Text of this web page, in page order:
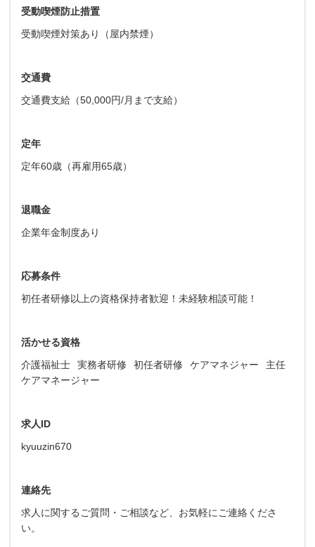
受動喫煙防止措置
受動喫煙対策あり（屋内禁煙）
交通費
交通費支給（50,000円/月まで支給）
定年
定年60歳（再雇用65歳）
退職金
企業年金制度あり
応募条件
初任者研修以上の資格保持者歓迎！未経験相談可能！
活かせる資格
介護福祉士
実務者研修 初任者研修 ケアマネジャー
主任
ケアマネージャー
求人ID
kyuuzin670
連絡先
求人に関するご質問・ご相談など、お気軽にご連絡くださ
い。